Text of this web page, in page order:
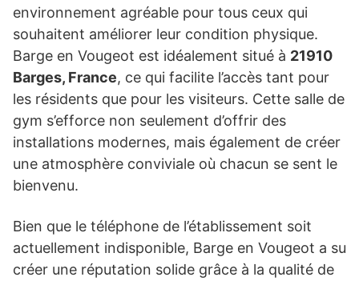
environnement agréable pour tous ceux qui
souhaitent améliorer leur condition physique.
Barge en Vougeot est idéalement situé à 21910
Barges, France, ce qui facilite l’accès tant pour
les résidents que pour les visiteurs. Cette salle de
gym s’efforce non seulement d’offrir des
installations modernes, mais également de créer
une atmosphère conviviale où chacun se sent le
bienvenu.
Bien que le téléphone de l’établissement soit
actuellement indisponible, Barge en Vougeot a su
créer une réputation solide grâce à la qualité de